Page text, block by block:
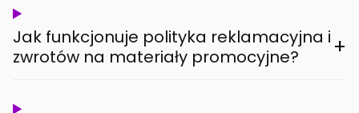
Jak funkcjonuje polityka reklamacyjna i
zwrotów na materiały promocyjne?
+